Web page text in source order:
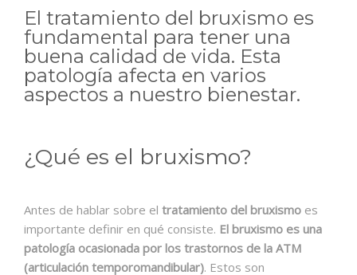
El tratamiento del bruxismo es
fundamental para tener una
buena calidad de vida. Esta
patología afecta en varios
aspectos a nuestro bienestar.
¿Qué es el bruxismo?
Antes de hablar sobre el tratamiento del bruxismo es
importante definir en qué consiste. El bruxismo es una
patología ocasionada por los trastornos de la ATM
(articulación temporomandibular). Estos son